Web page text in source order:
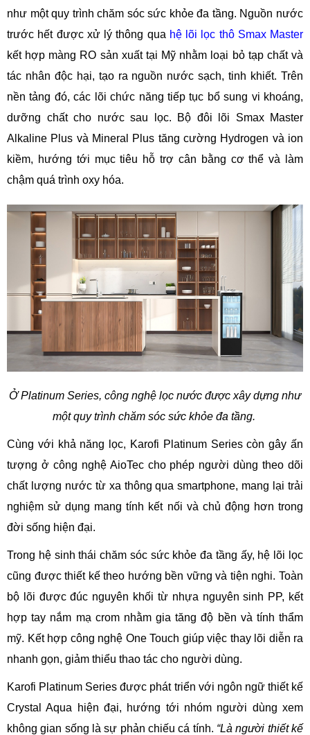
như một quy trình chăm sóc sức khỏe đa tầng. Nguồn nước
trước hết được xử lý thông qua hệ lõi lọc thô Smax Master
kết hợp màng RO sản xuất tại Mỹ nhằm loại bỏ tạp chất và
tác nhân độc hại, tạo ra nguồn nước sạch, tinh khiết. Trên
nền tảng đó, các lõi chức năng tiếp tục bổ sung vi khoáng,
dưỡng chất cho nước sau lọc. Bộ đôi lõi Smax Master
Alkaline Plus và Mineral Plus tăng cường Hydrogen và ion
kiềm, hướng tới mục tiêu hỗ trợ cân bằng cơ thể và làm
chậm quá trình oxy hóa.
Ở Platinum Series, công nghệ lọc nước được xây dựng như
một quy trình chăm sóc sức khỏe đa tầng.
Cùng với khả năng lọc, Karofi Platinum Series còn gây ấn
tượng ở công nghệ AioTec cho phép người dùng theo dõi
chất lượng nước từ xa thông qua smartphone, mang lại trải
nghiệm sử dụng mang tính kết nối và chủ động hơn trong
đời sống hiện đại.
Trong hệ sinh thái chăm sóc sức khỏe đa tầng ấy, hệ lõi lọc
cũng được thiết kế theo hướng bền vững và tiện nghi. Toàn
bộ lõi được đúc nguyên khối từ nhựa nguyên sinh PP, kết
hợp tay nắm mạ crom nhằm gia tăng độ bền và tính thẩm
mỹ. Kết hợp công nghệ One Touch giúp việc thay lõi diễn ra
nhanh gọn, giảm thiểu thao tác cho người dùng.
Karofi Platinum Series được phát triển với ngôn ngữ thiết kế
Crystal Aqua hiện đại, hướng tới nhóm người dùng xem
không gian sống là sự phản chiếu cá tính. “Là người thiết kế